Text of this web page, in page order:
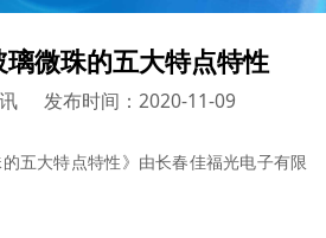
微珠的五大特点特性
发布时间：2020-11-09
五大特点特性》由长春佳福光电子有限